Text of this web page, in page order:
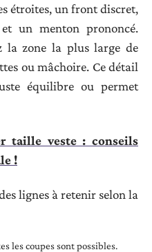
étroites, un front discret,
un menton prononcé.
la zone la plus large de
ou mâchoire. Ce détail
équilibre ou permet
taille veste : conseils
!
lignes à retenir selon la
les coupes sont possibles.